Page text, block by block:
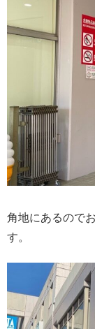
角地にあるので
す。